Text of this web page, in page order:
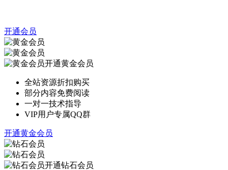
开通会员
开通黄金会员
全站资源折扣购买
部分内容免费阅读
一对一技术指导
VIP用户专属QQ群
开通黄金会员
开通钻石会员